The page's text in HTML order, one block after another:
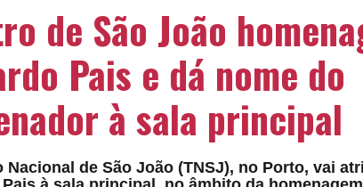
de São João
Pais e dá nome do
à sala principal
Nacional de São João (TNSJ), no Porto, vai